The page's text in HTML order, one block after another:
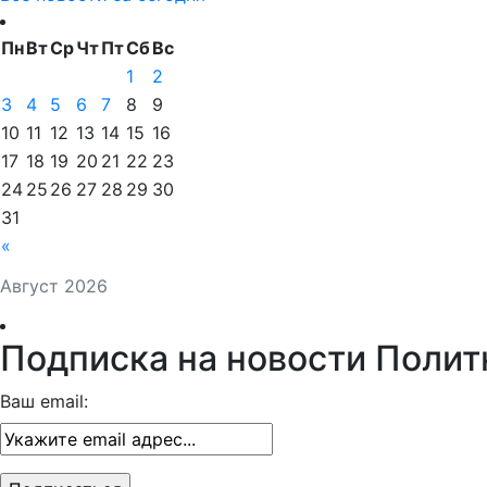
Август 2026
ПнВтСрЧтПтСбВс
«
1
2
3
4 5 6 7 8
9
10 11 12 13 14 15 16
17 18 19 20 21 22 23
24 25 26 27 28 29 30
31
Подписка на новости
Ваш email: